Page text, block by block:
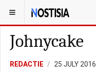
YOU ARE HERE: LIFESTYLE
Johnycake
REDACTIE 25 JULY 2016